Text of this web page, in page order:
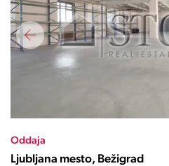
Oddaja
Ljubljana mesto, Bežigrad